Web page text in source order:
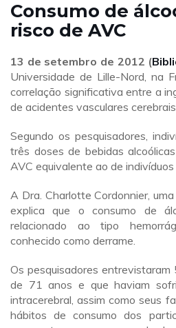
Consumo de
risco de AVC
13 de setembro de 2012 (
Universidade de Lille-Nord, na
correlação significativa entre a
de acidentes vasculares
Segundo os pesquisadores,
três doses de bebidas
AVC equivalente ao de
A Dra. Charlotte Cordonnier,
explica que o consumo de
relacionado ao tipo
conhecido como derrame.
Os pesquisadores
de 71 anos e que haviam
intracerebral, assim como seus
hábitos de consumo dos